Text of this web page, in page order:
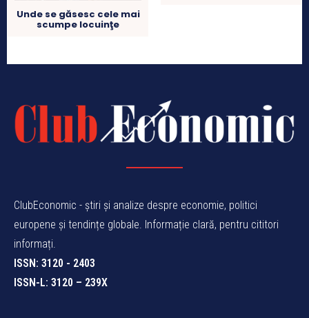
Unde se găsesc cele mai
scumpe locuinţe
ClubEconomic - știri și analize despre economie, politici
europene și tendințe globale. Informație clară, pentru cititori
informați.
ISSN: 3120 - 2403
ISSN-L: 3120 – 239X